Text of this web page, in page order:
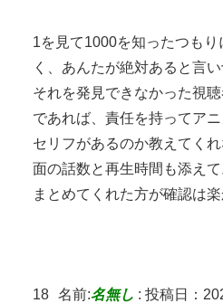
1を見て1000を知ったつも
く、あんたが絶対あると言
それを発見できなかった視
であれば、責任を持ってア
セリフがあるのか教えてく
面の話数と再生時間も添え
まとめてくれた方が確認は楽
18 名前:名無し : 投稿日：